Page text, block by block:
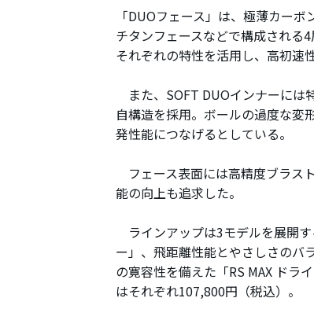
「DUOフェース」は、極薄カー
チタンフェースなどで構成される
それぞれの特性を活用し、高初速
また、SOFT DUOインナーには
自構造を採用。ボールの過度な変
発性能につなげるとしている。
フェース表面には高精度ブラス
能の向上も追求した。
ラインアップは3モデルを展開
ー」、飛距離性能とやさしさのバ
の寛容性を備えた「RS MAX ドラ
はそれぞれ107,800円（税込）。